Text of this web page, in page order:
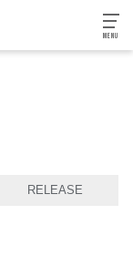
MENU
RELEASE